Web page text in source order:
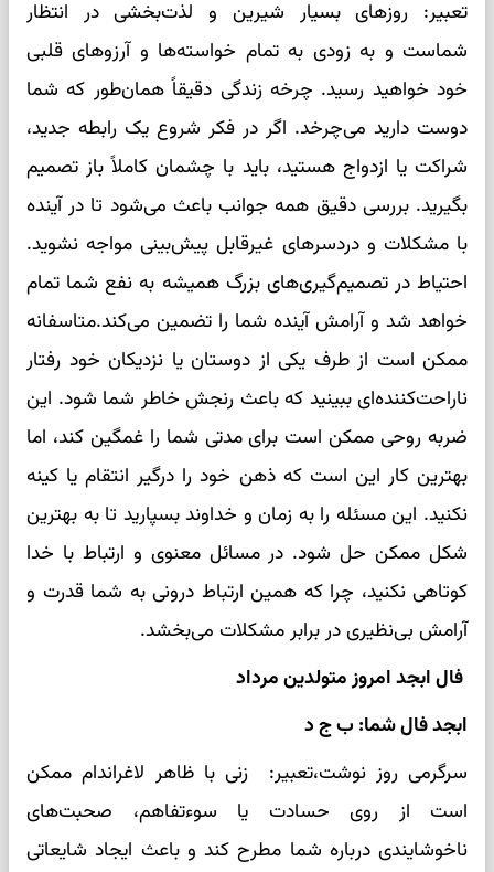
تعبیر: روزهای بسیار شیرین و لذت‌بخشی در انتظار
شماست و به زودی به تمام خواسته‌ها و آرزوهای قلبی
خود خواهید رسید. چرخه زندگی دقیقاً همان‌طور که شما
دوست دارید می‌چرخد. اگر در فکر شروع یک رابطه جدید،
شراکت یا ازدواج هستید، باید با چشمان کاملاً باز تصمیم
بگیرید. بررسی دقیق همه جوانب باعث می‌شود تا در آینده
با مشکلات و دردسرهای غیرقابل پیش‌بینی مواجه نشوید.
احتیاط در تصمیم‌گیری‌های بزرگ همیشه به نفع شما تمام
خواهد شد و آرامش آینده شما را تضمین می‌کند.متاسفانه
ممکن است از طرف یکی از دوستان یا نزدیکان خود رفتار
ناراحت‌کننده‌ای ببینید که باعث رنجش خاطر شما شود. این
ضربه روحی ممکن است برای مدتی شما را غمگین کند، اما
بهترین کار این است که ذهن خود را درگیر انتقام یا کینه
نکنید. این مسئله را به زمان و خداوند بسپارید تا به بهترین
شکل ممکن حل شود. در مسائل معنوی و ارتباط با خدا
کوتاهی نکنید، چرا که همین ارتباط درونی به شما قدرت و
آرامش بی‌نظیری در برابر مشکلات می‌بخشد.
فال ابجد امروز متولدین مرداد
ابجد فال شما: ب ج د
سرگرمی روز نوشت،تعبیر: زنی با ظاهر لاغراندام ممکن
است از روی حسادت یا سوءتفاهم، صحبت‌های
ناخوشایندی درباره شما مطرح کند و باعث ایجاد شایعاتی